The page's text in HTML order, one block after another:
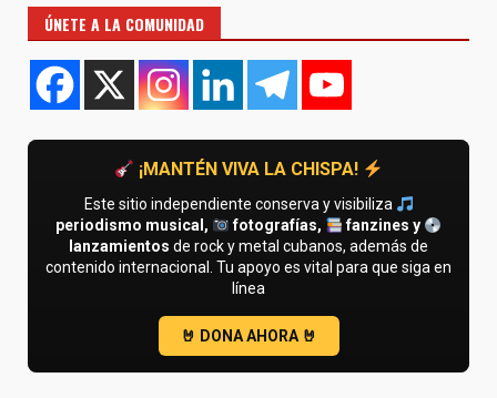
ÚNETE A LA COMUNIDAD
¡MANTÉN VIVA LA CHISPA!
Este sitio independiente conserva y visibiliza
periodismo musical,
fotografías,
fanzines y
lanzamientos de rock y metal cubanos, además de
contenido internacional. Tu apoyo es vital para que siga en
línea